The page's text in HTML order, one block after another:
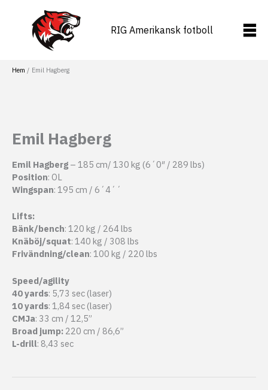
RIG Amerikansk fotboll
Hem Emil Hagberg
Emil Hagberg
Emil Hagberg – 185 cm/ 130 kg (6´0″ / 289 lbs)
Position: OL
Wingspan: 195 cm / 6´4´´
Lifts:
Bänk/bench: 120 kg / 264 lbs
Knäböj/squat: 140 kg / 308 lbs
Frivändning/clean: 100 kg / 220 lbs
Speed/agility
40 yards: 5,73 sec (laser)
10 yards: 1,84 sec (laser)
CMJa: 33 cm / 12,5”
Broad jump: 220 cm / 86,6”
L-drill: 8,43 sec